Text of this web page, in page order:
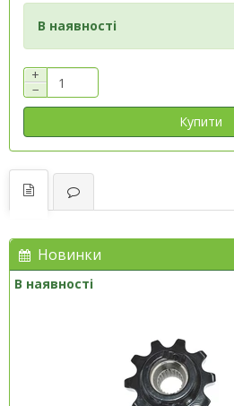
В наявності
+
−
Купити
Новинки
В наявності